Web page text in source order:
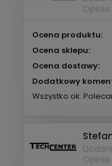
Ocena produktu:
Ocena sklepu:
Ocena dostawy:
Dodatkowy
Wszystko ok.